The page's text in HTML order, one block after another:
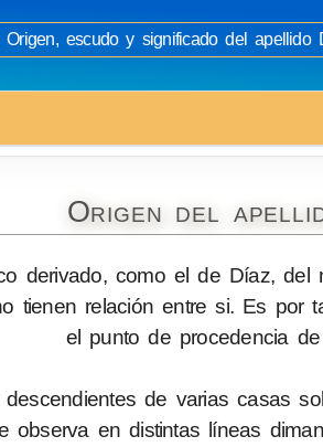
Origen, escudo y significado del apellido
Origen del
derivado, como el de Díaz,
tienen relación entre si. Es por
el punto de procedencia
de varias casas
observa en distintas líneas